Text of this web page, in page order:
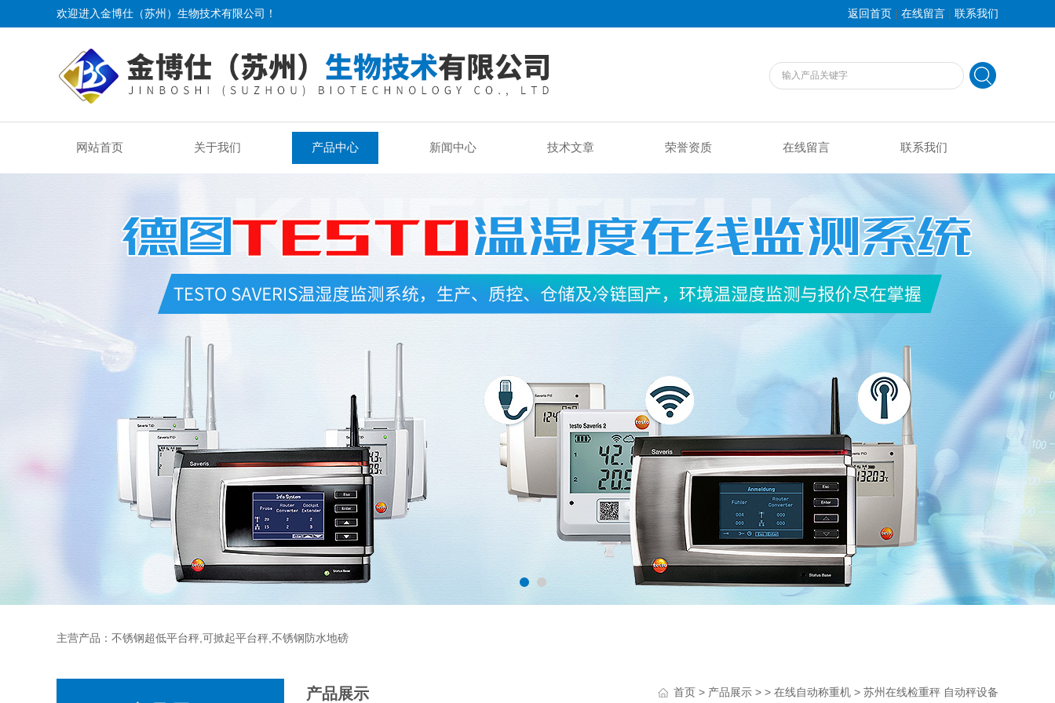
欢迎进入金博仕（苏州）生物技术有限公司！ 返回首页 | 在线留言 | 联系我们
网站首页 关于我们 产品中心 新闻中心 技术文章 荣誉资质 在线留言 联系我们
主营产品：不锈钢超低平台秤,可掀起平台秤,不锈钢防水地磅
产品展示 首页 > 产品展示 > > 在线自动称重机 > 苏州在线检重秤 自动秤设备